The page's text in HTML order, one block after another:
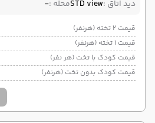
دید اتاق :STD viewمحله :-
قیمت 2 تخته (هرنفر)
قیمت 1 تخته (هرنفر)
قیمت کودک با تخت (هر نفر)
قیمت کودک بدون تخت (هرنفر)